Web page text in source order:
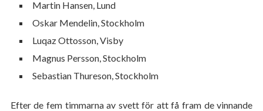
Martin Hansen, Lund
Oskar Mendelin, Stockholm
Luqaz Ottosson, Visby
Magnus Persson, Stockholm
Sebastian Thureson, Stockholm
Efter de fem timmarna av svett för att få fram de vinnande